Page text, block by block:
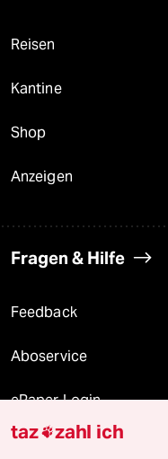
Reisen
Kantine
Shop
Anzeigen
Fragen & Hilfe
Feedback
Aboservice
ePaper Login
Downloads für
taz zahl ich